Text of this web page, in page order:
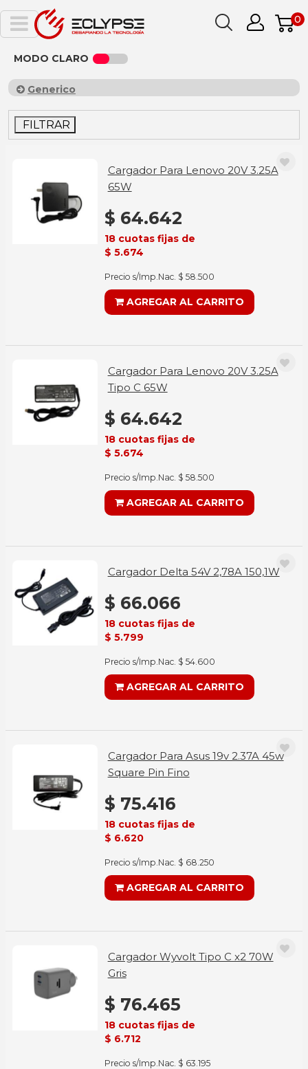
0
MODO CLARO
Generico
FILTRAR
Cargador Para Lenovo 20V 3.25A
65W
$ 64.642
18 cuotas fijas de
$ 5.674
Precio s/Imp.Nac. $ 58.500
AGREGAR AL CARRITO
Cargador Para Lenovo 20V 3.25A
Tipo C 65W
$ 64.642
18 cuotas fijas de
$ 5.674
Precio s/Imp.Nac. $ 58.500
AGREGAR AL CARRITO
Cargador Delta 54V 2,78A 150,1W
$ 66.066
18 cuotas fijas de
$ 5.799
Precio s/Imp.Nac. $ 54.600
AGREGAR AL CARRITO
Cargador Para Asus 19v 2.37A 45w
Square Pin Fino
$ 75.416
18 cuotas fijas de
$ 6.620
Precio s/Imp.Nac. $ 68.250
AGREGAR AL CARRITO
Cargador Wyvolt Tipo C x2 70W
Gris
$ 76.465
18 cuotas fijas de
$ 6.712
Precio s/Imp.Nac. $ 63.195